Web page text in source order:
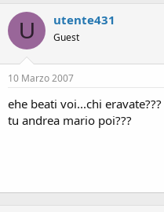
U utente431
Guest
10 Marzo 2007
ehe beati voi...chi eravate???
tu andrea mario poi???